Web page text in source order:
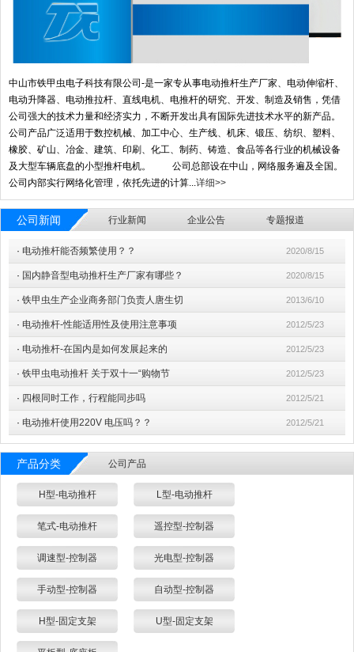
中山市铁甲虫电子科技有限公司-是一家专从事电动推杆生产厂家、电动伸缩杆、
电动升降器、电动推拉杆、直线电机、电推杆的研究、开发、制造及销售，凭借
公司强大的技术力量和经济实力，不断开发出具有国际先进技术水平的新产品。
公司产品广泛适用于数控机械、加工中心、生产线、机床、锻压、纺织、塑料、
橡胶、矿山、冶金、建筑、印刷、化工、制药、铸造、食品等各行业的机械设备
及大型车辆底盘的小型推杆电机。 公司总部设在中山，网络服务遍及全国。
公司内部实行网络化管理，依托先进的计算...详细>>
公司新闻 行业新闻 企业公告 专题报道
· 电动推杆能否频繁使用？？ 2020/8/15
· 国内静音型电动推杆生产厂家有哪些？ 2020/8/15
· 铁甲虫生产企业商务部门负责人唐生切 2013/6/10
· 电动推杆-性能适用性及使用注意事项 2012/5/23
· 电动推杆-在国内是如何发展起来的 2012/5/23
· 铁甲虫电动推杆 关于双十一“购物节 2012/5/23
· 四根同时工作，行程能同步吗 2012/5/21
· 电动推杆使用220V 电压吗？？ 2012/5/21
产品分类 公司产品
H型-电动推杆 L型-电动推杆
笔式-电动推杆 遥控型-控制器
调速型-控制器 光电型-控制器
手动型-控制器 自动型-控制器
H型-固定支架 U型-固定支架